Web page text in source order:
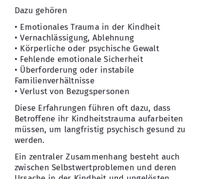
Dazu gehören
• Emotionales Trauma in der Kindheit
• Vernachlässigung, Ablehnung
• Körperliche oder psychische Gewalt
• Fehlende emotionale Sicherheit
• Überforderung oder instabile
Familienverhältnisse
• Verlust von Bezugspersonen
Diese Erfahrungen führen oft dazu, dass
Betroffene ihr Kindheitstrauma aufarbeiten
müssen, um langfristig psychisch gesund zu
werden.
Ein zentraler Zusammenhang besteht auch
zwischen Selbstwertproblemen und deren